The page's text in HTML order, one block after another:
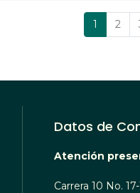
Página
actual
1 2
Datos de
Atención
Carrera 10 No.